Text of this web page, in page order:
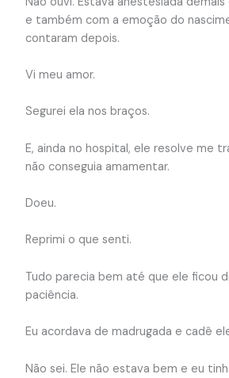
e também com a emoção do
contaram depois.
Vi meu amor.
Segurei ela nos braços.
E, ainda no hospital, ele resolve me
não conseguia amamentar.
Doeu.
Reprimi o que senti.
Tudo parecia bem até que ele ficou
paciência.
Eu acordava de madrugada e cadê
Não sei. Ele não estava bem e eu